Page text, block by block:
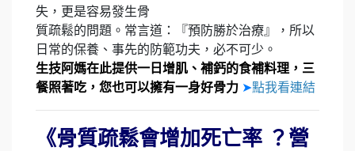
失，更是容易發生骨
質疏鬆的問題。常言道：『預防勝於治療』，所以
日常的保養、事先的防範功夫，必不可少。
生技阿媽在此提供一日增肌、補鈣的食補料理，三
餐照著吃，您也可以擁有一身好骨力 ➤點我看連結
《骨質疏鬆會增加死亡率 ？營